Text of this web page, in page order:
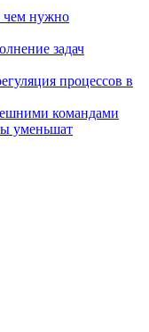
чем нужно
задач
процессов в
командами
уменьшат